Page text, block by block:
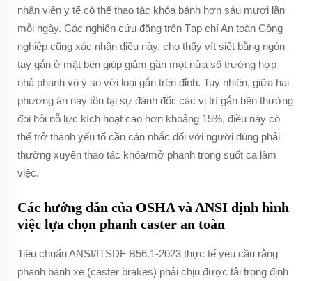
nhân viên y tế có thể thao tác khóa bánh hơn sáu mươi lần
mỗi ngày. Các nghiên cứu đăng trên Tạp chí An toàn Công
nghiệp cũng xác nhận điều này, cho thấy vít siết bằng ngón
tay gắn ở mặt bên giúp giảm gần một nửa số trường hợp
nhả phanh vô ý so với loại gắn trên đỉnh. Tuy nhiên, giữa hai
phương án này tồn tại sự đánh đổi: các vị trí gắn bên thường
đòi hỏi nỗ lực kích hoạt cao hơn khoảng 15%, điều này có
thể trở thành yếu tố cần cân nhắc đối với người dùng phải
thường xuyên thao tác khóa/mở phanh trong suốt ca làm
việc.
Các hướng dẫn của OSHA và ANSI định hình
việc lựa chọn phanh caster an toàn
Tiêu chuẩn ANSI/ITSDF B56.1-2023 thực tế yêu cầu rằng
phanh bánh xe (caster brakes) phải chịu được tải trọng định